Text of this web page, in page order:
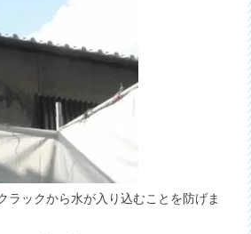
ラックから水が入り込むことを防げま